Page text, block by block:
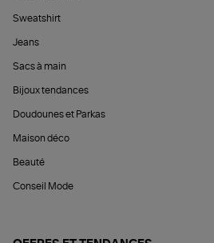
Sweatshirt
Jeans
Sacs à main
Bijoux tendances
Doudounes et Parkas
Maison déco
Beauté
Conseil Mode